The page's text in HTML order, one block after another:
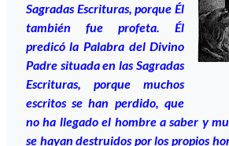
Sagradas Escrituras, porque Él
también fue profeta. Él
predicó la Palabra del Divino
Padre situada en las Sagradas
Escrituras, porque muchos
escritos se han perdido, que
no ha llegado el hombre a saber y
se hayan destruidos por los propios